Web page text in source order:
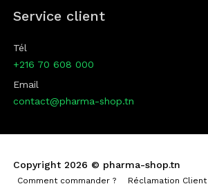
Service client
Tél
+216 70 608 000
Email
contact@pharma-shop.tn
Copyright 2026 © pharma-shop.tn
Comment commander ? Réclamation Client